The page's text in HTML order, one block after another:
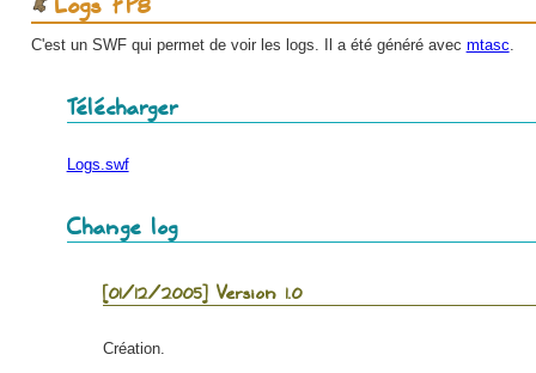
C'est un SWF qui permet de voir les logs. Il a été généré avec mtasc
Télécharger
Logs.swf
Change log
[01/12/2005] Version 1.0
Création.